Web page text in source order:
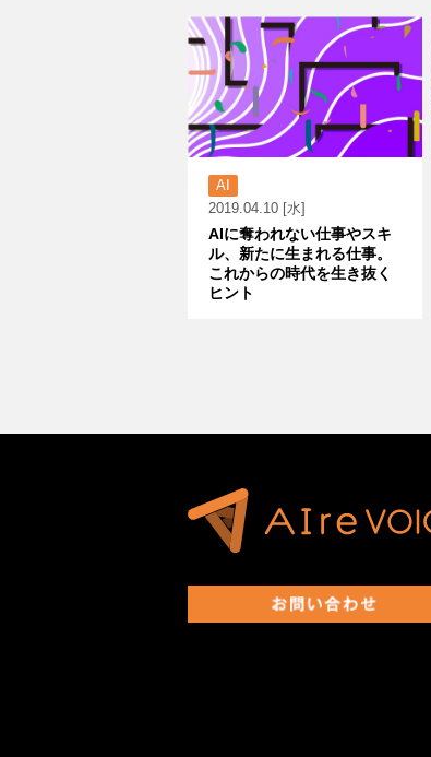
AI
2019.04.10 [水]
AIに奪われない仕事やスキ
ル、新たに生まれる仕事。
これからの時代を生き抜く
ヒント